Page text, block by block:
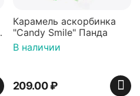
Карамель аскорбинка
"Candy Smile" Панда
В наличии
209.00₽